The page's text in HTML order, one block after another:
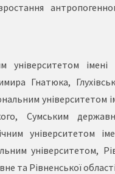
університетом
Гнатюка,
університетом
Сумським
університетом
університетом,
та Рівненської